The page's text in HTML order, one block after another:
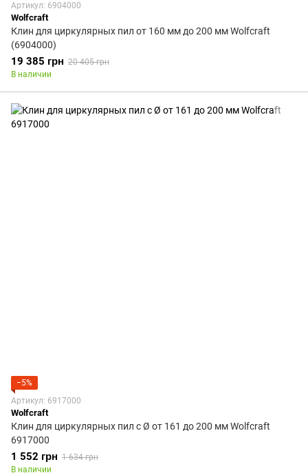
Артикул: 6904000
Wolfcraft
Клин для циркулярных пил от 160 мм до 200 мм Wolfcraft
(6904000)
19 385 грн 20 405 грн
В наличии
−5%
Артикул: 6917000
Wolfcraft
Клин для циркулярных пил с Ø от 161 до 200 мм Wolfcraft
6917000
1 552 грн 1 634 грн
В наличии